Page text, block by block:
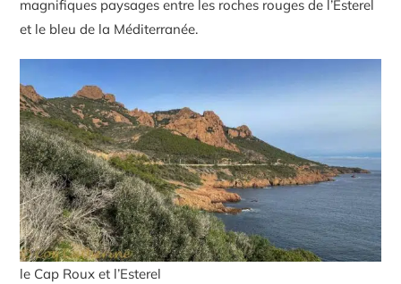
magnifiques paysages entre les roches rouges de l’Esterel
et le bleu de la Méditerranée.
le Cap Roux et l’Esterel